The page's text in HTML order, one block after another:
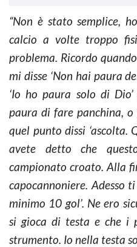
“Non è stato semplice,
calcio a volte troppo
problema. Ricordo
mi disse ‘Non hai paura
‘Io ho paura solo di
paura di fare panchina, o
quel punto dissi ‘ascolta.
avete detto che
campionato croato. Alla
capocannoniere. Adesso
minimo 10 gol’. Ne ero
si gioca di testa e che i
strumento. Io nella testa